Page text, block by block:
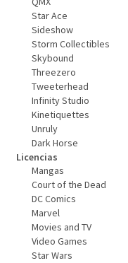
Star Ace
Sideshow
Storm Collectibles
Skybound
Threezero
Tweeterhead
Infinity Studio
Kinetiquettes
Unruly
Dark Horse
Licencias
Mangas
Court of the Dead
DC Comics
Marvel
Movies and TV
Video Games
Star Wars